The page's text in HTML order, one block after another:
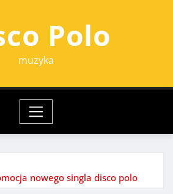
Polo
muzyka
nowego singla disco polo